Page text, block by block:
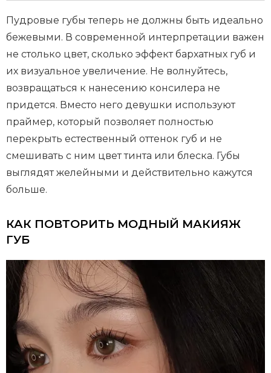
Пудровые губы теперь не должны быть идеально
бежевыми. В современной интерпретации важен
не столько цвет, сколько эффект бархатных губ и
их визуальное увеличение. Не волнуйтесь,
возвращаться к нанесению консилера не
придется. Вместо него девушки используют
праймер, который позволяет полностью
перекрыть естественный оттенок губ и не
смешивать с ним цвет тинта или блеска. Губы
выглядят желейными и действительно кажутся
больше.
КАК ПОВТОРИТЬ МОДНЫЙ МАКИЯЖ
ГУБ